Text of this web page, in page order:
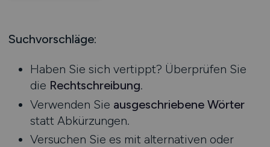
Ausbildung / Studium
Praktikum
Mecklenburg-Vorpommern
Nordrhein-Westfalen
Rheinland-Pfalz
Saarland
Sachsen
Sachsen-Anhalt
Suchvorschläge:
Haben Sie sich vertippt? Überprüfen Sie
die Rechtschreibung.
Verwenden Sie ausgeschriebene Wörter
statt Abkürzungen.
Versuchen Sie es mit alternativen oder